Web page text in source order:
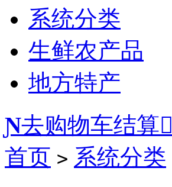
系统分类
生鲜农产品
地方特产
Ɲ去购物车结算
首页 > 系统分类